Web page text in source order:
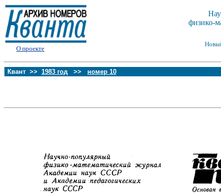
О проекте
физико-
Квант >> 1983 год >> номер 10